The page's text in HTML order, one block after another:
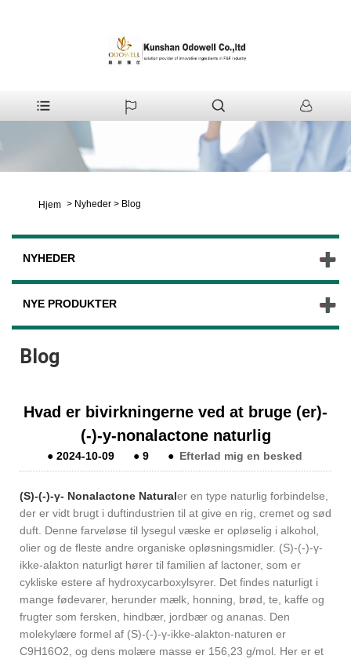
Hjem > Nyheder > Blog
NYHEDER
NYE PRODUKTER
Blog
Hvad er bivirkningerne ved at bruge (er)-
(-)-y-nonalactone naturlig
● 2024-10-09 ● 9 ● Efterlad mig en besked
(S)-(-)-γ- Nonalactone Naturaler en type naturlig forbindelse,
der er vidt brugt i duftindustrien til at give en rig, cremet og sød
duft. Denne farveløse til lysegul væske er opløselig i alkohol,
olier og de fleste andre organiske opløsningsmidler. (S)-(-)-γ-
ikke-alakton naturligt hører til familien af ​​lactoner, som er
cykliske estere af hydroxycarboxylsyrer. Det findes naturligt i
mange fødevarer, herunder mælk, honning, brød, te, kaffe og
frugter som fersken, hindbær, jordbær og ananas. Den
molekylære formel af (S)-(-)-γ-ikke-alakton-naturen er
C9H16O2, og dens molære masse er 156,23 g/mol. Her er et